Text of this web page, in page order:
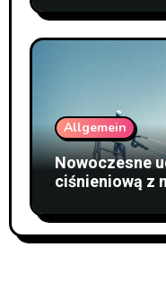
Allgemein
Nowoczesne
ciśnieniową z